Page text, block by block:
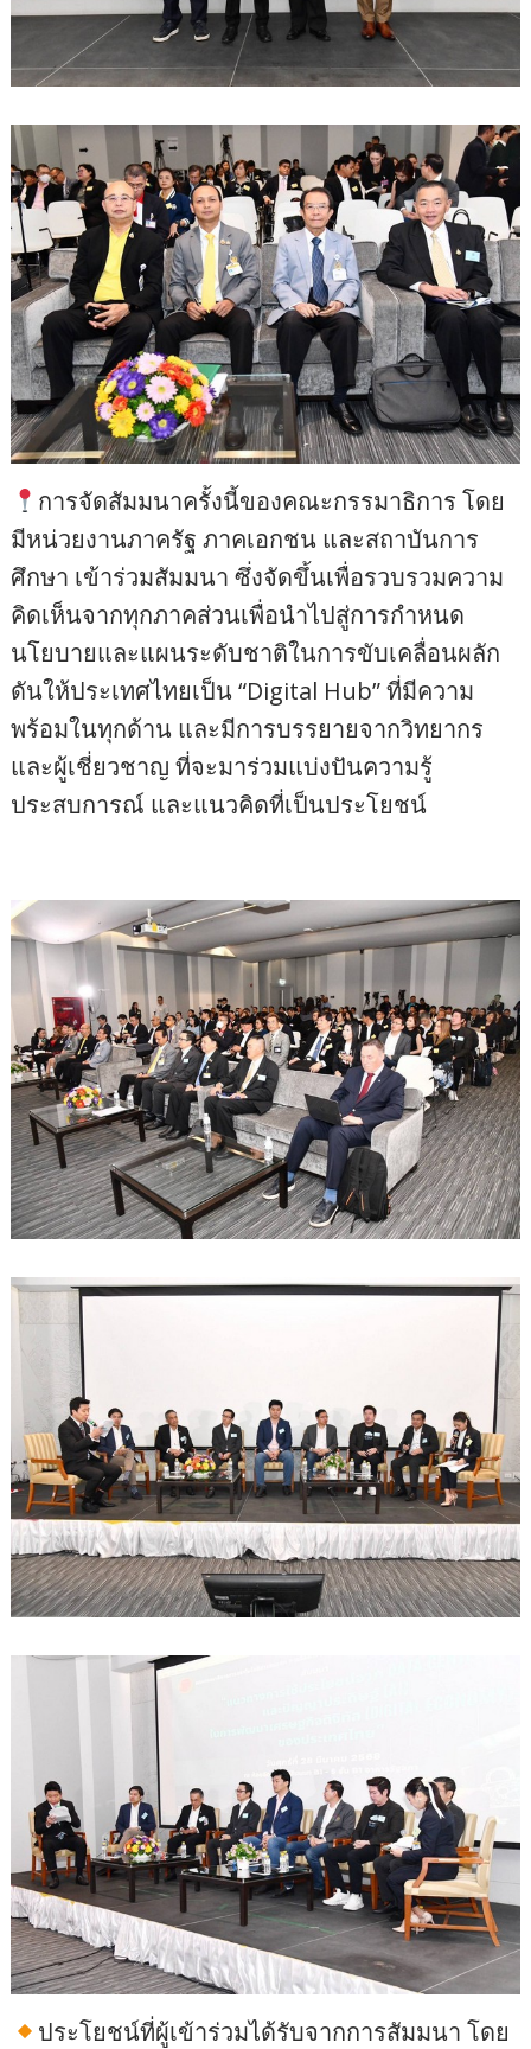
การจัดสัมมนาครั้งนี้ของคณะกรรมาธิการ โดย
มีหน่วยงานภาครัฐ ภาคเอกชน และสถาบันการ
ศึกษา เข้าร่วมสัมมนา ซึ่งจัดขึ้นเพื่อรวบรวมความ
คิดเห็นจากทุกภาคส่วนเพื่อนำไปสู่การกำหนด
นโยบายและแผนระดับชาติในการขับเคลื่อนผลัก
ดันให้ประเทศไทยเป็น “Digital Hub” ที่มีความ
พร้อมในทุกด้าน และมีการบรรยายจากวิทยากร
และผู้เชี่ยวชาญ ที่จะมาร่วมแบ่งปันความรู้
ประสบการณ์ และแนวคิดที่เป็นประโยชน์
ประโยชน์ที่ผู้เข้าร่วมได้รับจากการสัมมนา โดย